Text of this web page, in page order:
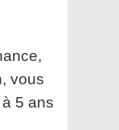
vous
5 ans